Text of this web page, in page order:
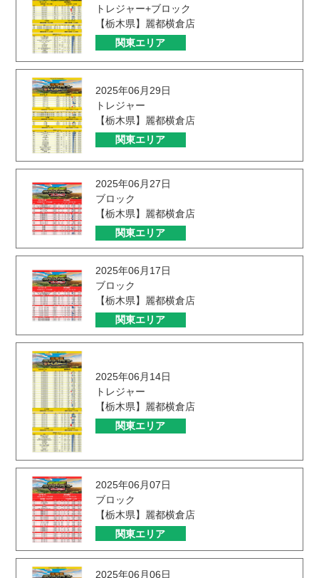
トレジャー+ブロック
【栃木県】麗都横倉店
関東エリア
2025年06月29日
トレジャー
【栃木県】麗都横倉店
関東エリア
2025年06月27日
ブロック
【栃木県】麗都横倉店
関東エリア
2025年06月17日
ブロック
【栃木県】麗都横倉店
関東エリア
2025年06月14日
トレジャー
【栃木県】麗都横倉店
関東エリア
2025年06月07日
ブロック
【栃木県】麗都横倉店
関東エリア
2025年06月06日